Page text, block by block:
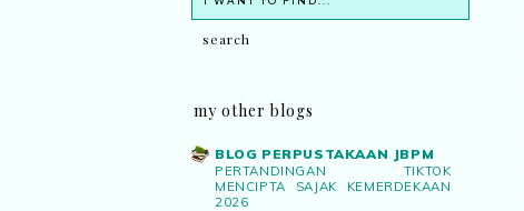
my other blogs
BLOG PERPUSTAKAAN JBPM
PERTANDINGAN TIKTOK
MENCIPTA SAJAK KEMERDEKAAN
2026